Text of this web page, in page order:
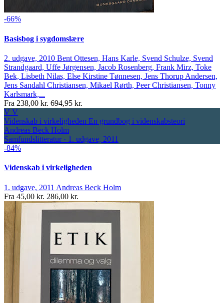
-66%
Basisbog i sygdomslære
2. udgave, 2010 Bent Ottesen, Hans Karle, Svend Schulze, Svend
Strandgaard, Uffe Jørgensen, Jacob Rosenberg, Frank Mirz, Toke
Bek, Lisbeth Nilas, Else Kirstine Tønnesen, Jens Thorup Andersen,
Jens Sandahl Christiansen, Mikael Rørth, Peer Christiansen, Tonny
Karlsmark,...
Fra 238,00 kr. 694,95 kr.
V V
Videnskab i virkeligheden En grundbog i videnskabsteori
Andreas Beck Holm
Samfundslitteratur · 1. udgave, 2011
-84%
Videnskab i virkeligheden
1. udgave, 2011 Andreas Beck Holm
Fra 45,00 kr. 286,00 kr.